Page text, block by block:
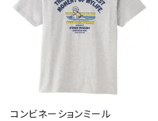
コンビネーションミール